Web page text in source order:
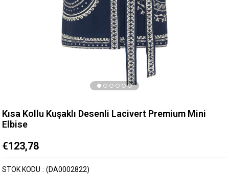
Kısa Kollu Kuşaklı Desenli Lacivert Premium Mini
Elbise
€123,78
(DA0002822)
STOK KODU